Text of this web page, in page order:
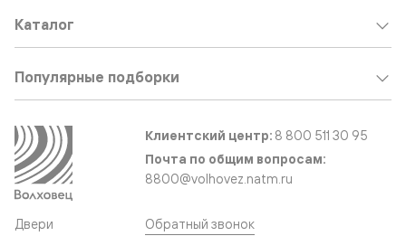
Двери
Каталог
Популярные подборки
Клиентский центр: 8 800 511 30 95
Почта по общим вопросам:
8800@volhovez.natm.ru
Обратный звонок